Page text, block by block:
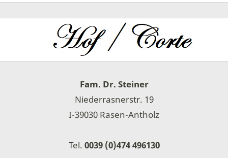
Fam. Dr. Steiner
Niederrasnerstr. 19
I-39030 Rasen-Antholz
Tel. 0039 (0)474 496130